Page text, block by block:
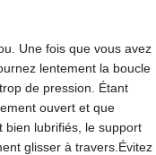
Une fois que vous avez
lentement la boucle
de pression. Étant
ouvert et que
bien lubrifiés, le support
glisser à travers.Évitez